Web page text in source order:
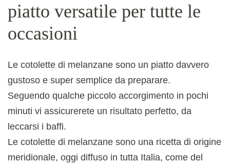
piatto versatile per tutte le
occasioni
Le cotolette di melanzane sono un piatto davvero
gustoso e super semplice da preparare.
Seguendo qualche piccolo accorgimento in pochi
minuti vi assicurerete un risultato perfetto, da
leccarsi i baffi.
Le cotolette di melanzane sono una ricetta di origine
meridionale, oggi diffuso in tutta Italia, come del